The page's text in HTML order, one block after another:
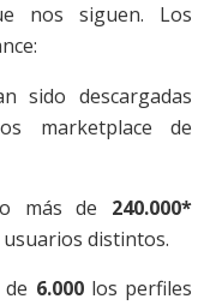
nos siguen. Los
sido descargadas
marketplace de
más de 240.000*
usuarios distintos.
6.000los perfiles